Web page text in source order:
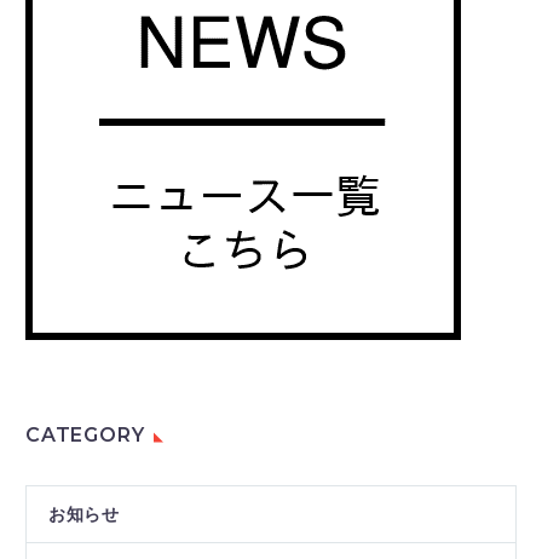
CATEGORY
お知らせ